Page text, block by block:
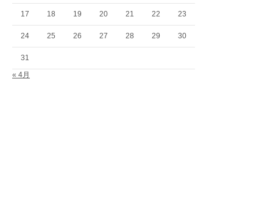
17 18 19 20 21 22 23
24 25 26 27 28 29 30
31
« 4月